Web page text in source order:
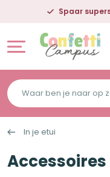
Spaar
Waar
ben
je
naar
op
zoek?
In je etui
Accessoires